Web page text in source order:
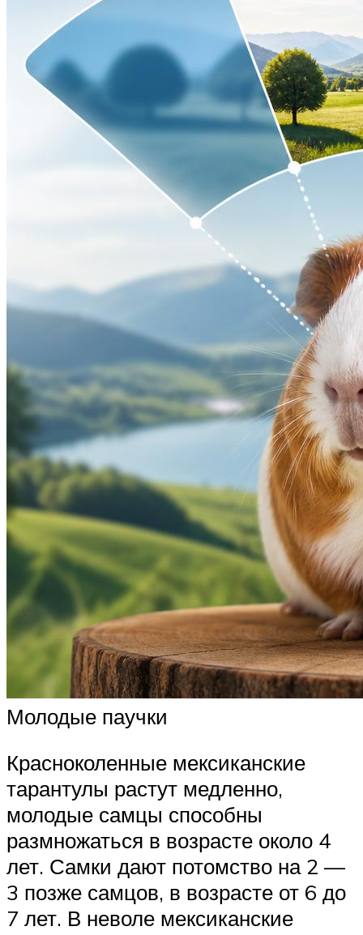
Молодые паучки
Красноколенные мексиканские
тарантулы растут медленно,
молодые самцы способны
размножаться в возрасте около 4
лет. Самки дают потомство на 2 —
3 позже самцов, в возрасте от 6 до
7 лет. В неволе мексиканские